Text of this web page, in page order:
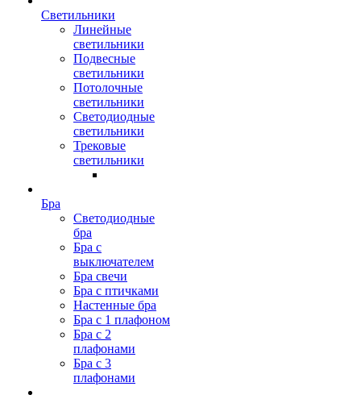
Светильники
Линейные
светильники
Подвесные
светильники
Потолочные
светильники
Светодиодные
светильники
Трековые
светильники
Бра
Светодиодные
бра
Бра с
выключателем
Бра свечи
Бра с птичками
Настенные бра
Бра с 1 плафоном
Бра с 2
плафонами
Бра с 3
плафонами